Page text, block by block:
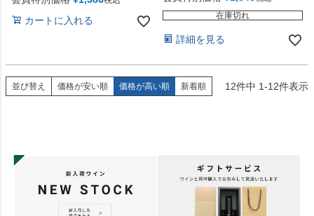
カートに入れる
在庫切れ
詳細を見る
並び替え 価格が安い順 価格が高い順 新着順 12件中 1-12件表示